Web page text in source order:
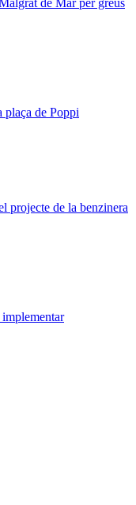
plaça de Poppi
projecte de la benzinera